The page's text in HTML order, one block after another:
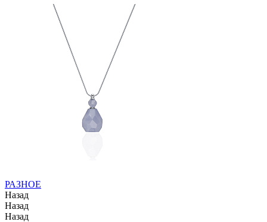
РАЗНОЕ
Назад
Назад
Назад